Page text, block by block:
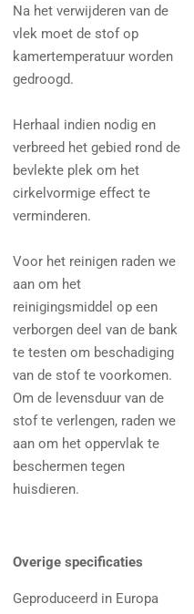
Na het verwijderen van de
vlek moet de stof op
kamertemperatuur worden
gedroogd.
Herhaal indien nodig en
verbreed het gebied rond de
bevlekte plek om het
cirkelvormige effect te
verminderen.
Voor het reinigen raden we
aan om het
reinigingsmiddel op een
verborgen deel van de bank
te testen om beschadiging
van de stof te voorkomen.
Om de levensduur van de
stof te verlengen, raden we
aan om het oppervlak te
beschermen tegen
huisdieren.
Overige specificaties
Geproduceerd in Europa